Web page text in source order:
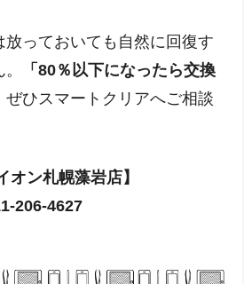
っておいても自然に回復す
「80％以下になったら交換
ぜひスマートクリアへご相談
オン札幌藻岩店】
206-4627